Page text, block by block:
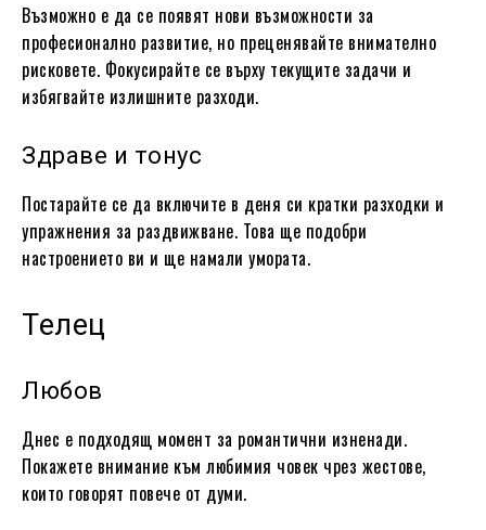
Възможно е да се появят нови възможности за
професионално развитие, но преценявайте внимателно
рисковете. Фокусирайте се върху текущите задачи и
избягвайте излишните разходи.
Здраве и тонус
Постарайте се да включите в деня си кратки разходки и
упражнения за раздвижване. Това ще подобри
настроението ви и ще намали умората.
Телец
Любов
Днес е подходящ момент за романтични изненади.
Покажете внимание към любимия човек чрез жестове,
които говорят повече от думи.